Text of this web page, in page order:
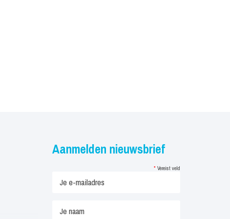
Aanmelden nieuwsbrief
* Vereist veld